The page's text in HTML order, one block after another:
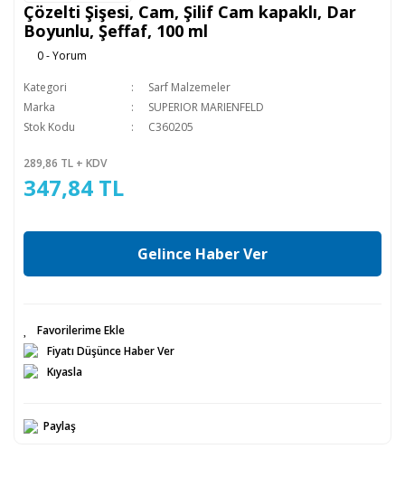
Çözelti Şişesi, Cam, Şilif Cam kapaklı, Dar
Boyunlu, Şeffaf, 100 ml
0 - Yorum
Kategori
Sarf Malzemeler
Marka
SUPERIOR MARIENFELD
Stok Kodu
C360205
289,86 TL + KDV
347,84 TL
Gelince Haber Ver
Fiyatı Düşünce Haber Ver
Kıyasla
Paylaş